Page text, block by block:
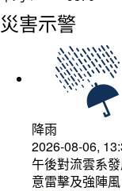
災害示警
降雨
2026-08-06,
午後對流雲系
意雷擊及強陣